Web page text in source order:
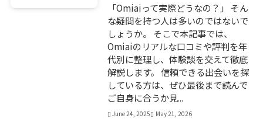
「Omiaiって実際どうなの？」 そん
な疑問を持つ人は多いのではないで
しょうか。 そこで本記事では、
Omiaiのリアルな口コミや評判を年
代別に整理し、体験談を交えて徹底
解説します。 信頼できる出会いを探
している方は、ぜひ最後まで読んで
ご自身に合うか見...
June 24, 2025
May 21, 2026